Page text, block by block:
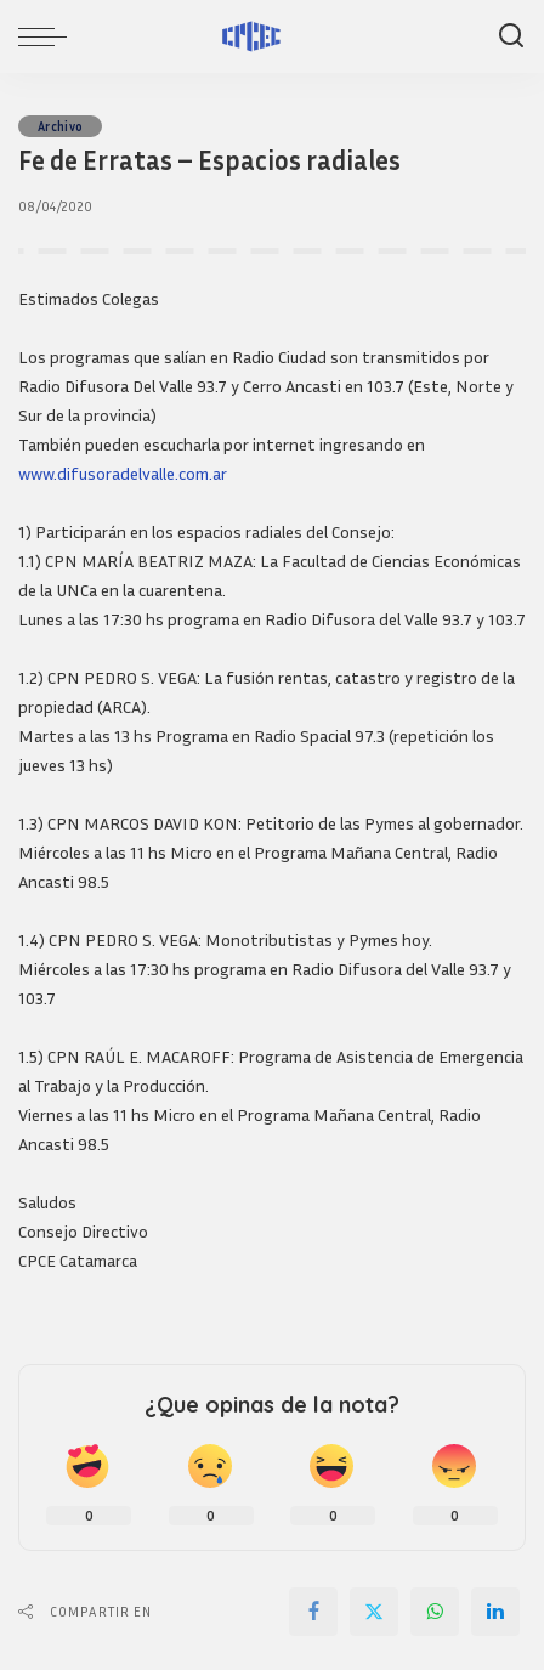
Archivo
Fe de Erratas – Espacios radiales
08/04/2020
Estimados Colegas
Los programas que salían en Radio Ciudad son transmitidos por
Radio Difusora Del Valle 93.7 y Cerro Ancasti en 103.7 (Este, Norte y
Sur de la provincia)
También pueden escucharla por internet ingresando en
www.difusoradelvalle.com.ar
1) Participarán en los espacios radiales del Consejo:
1.1) CPN MARÍA BEATRIZ MAZA: La Facultad de Ciencias Económicas
de la UNCa en la cuarentena.
Lunes a las 17:30 hs programa en Radio Difusora del Valle 93.7 y 103.7
1.2) CPN PEDRO S. VEGA: La fusión rentas, catastro y registro de la
propiedad (ARCA).
Martes a las 13 hs Programa en Radio Spacial 97.3 (repetición los
jueves 13 hs)
1.3) CPN MARCOS DAVID KON: Petitorio de las Pymes al gobernador.
Miércoles a las 11 hs Micro en el Programa Mañana Central, Radio
Ancasti 98.5
1.4) CPN PEDRO S. VEGA: Monotributistas y Pymes hoy.
Miércoles a las 17:30 hs programa en Radio Difusora del Valle 93.7 y
103.7
1.5) CPN RAÚL E. MACAROFF: Programa de Asistencia de Emergencia
al Trabajo y la Producción.
Viernes a las 11 hs Micro en el Programa Mañana Central, Radio
Ancasti 98.5
Saludos
Consejo Directivo
CPCE Catamarca
¿Que opinas de la nota?
0 0 0 0
COMPARTIR EN